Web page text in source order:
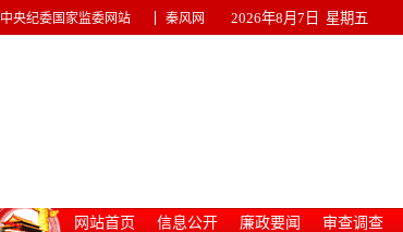
中央纪委国家监委网站 秦风网 2026年8月7日 星期五
网站首页 信息公开 廉政要闻 审查调查